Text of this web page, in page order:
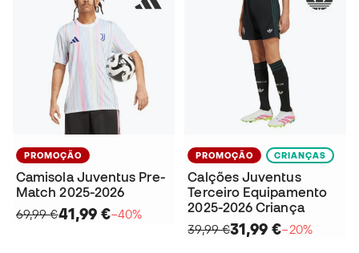
PROMOÇÃO
Camisola Juventus Pre-
Match 2025-2026
69,99 €41,99 €−40%
PROMOÇÃO CRIANÇAS
Calções Juventus
Terceiro Equipamento
2025-2026 Criança
39,99 €31,99 €−20%